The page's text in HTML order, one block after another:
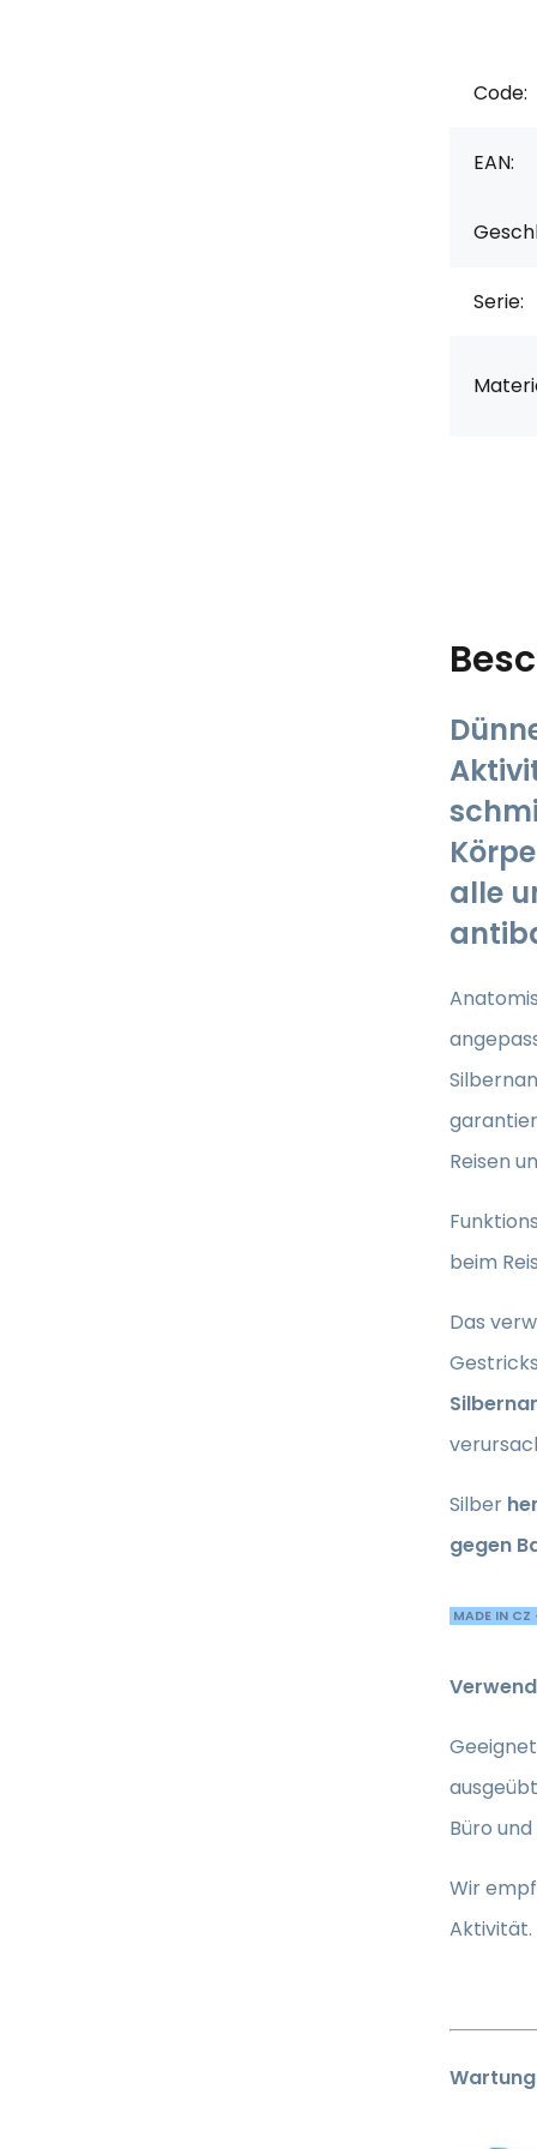
Code:
EAN:
Serie:
alle
Reisen
beim
Das
Silber
gegen
MADE IN
Büro
Wir
Aktivität.